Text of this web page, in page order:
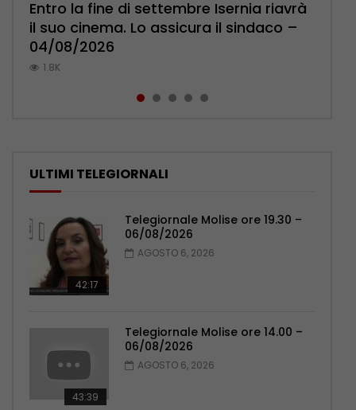
Entro la fine di settembre Isernia riavrà
il suo cinema. Lo assicura il sindaco –
04/08/2026
1.8K
Anziani ancora più soli d’estate, Uil
Pensionati: più relazioni e servizi di
prossimità – 04/08/2026
1K
Piantedosi al giuramento alla scuola di
Polizia: impegno nel rafforzare organici
– 05/08/2026
1K
Campobasso, due ragazzine
palpeggiate al vecchio Romagnoli –
05/08/2026
775
Lupi. Domani conferenza di Rizzetta.
Mercato in fermento, abbonamenti
verso quota 2mila – 03/08/2026
772
ULTIMI TELEGIORNALI
42:17
Telegiornale Molise ore 19.30 –
06/08/2026
AGOSTO 6, 2026
43:39
Telegiornale Molise ore 14.00 –
06/08/2026
AGOSTO 6, 2026